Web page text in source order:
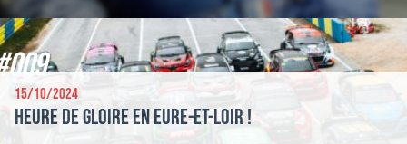
15/10/2024
Heure de gloire en Eure-et-Loir !